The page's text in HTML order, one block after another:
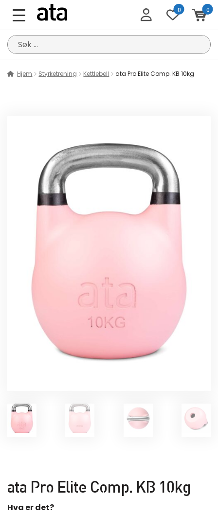
0 0
Søk
etter:
Hjem Styrketrening Kettlebell ata Pro Elite Comp. KB 10kg
ata Pro Elite Comp. KB 10kg
Hva er det?